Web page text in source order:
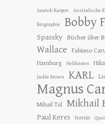
Anatoli Karpov Australische
Biographie Bobby
Spassky Bücher über
Wallace
Fabiano
Hamburg
Heldinnen
Jackie Brown KARL
Magnus
Mihail Tal Mikhail
Paul Keres Porträt